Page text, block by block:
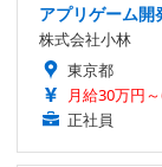
アプリゲーム開
株式会社小林
東京都
月給30万円
正社員